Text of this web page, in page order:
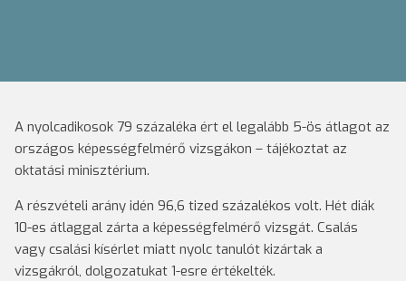
A nyolcadikosok 79 százaléka ért el legalább 5-ös átlagot az
országos képességfelmérő vizsgákon – tájékoztat az
oktatási minisztérium.
A részvételi arány idén 96,6 tized százalékos volt. Hét diák
10-es átlaggal zárta a képességfelmérő vizsgát. Csalás
vagy csalási kísérlet miatt nyolc tanulót kizártak a
vizsgákról, dolgozatukat 1-esre értékelték.